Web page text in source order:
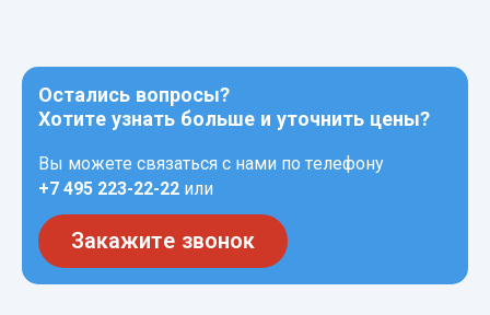
Остались вопросы?
Хотите узнать больше и уточнить цены?
Вы можете связаться с нами по телефону
+7 495 223-22-22 или
Закажите звонок